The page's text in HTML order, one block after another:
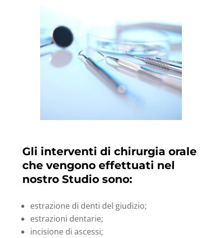
Gli interventi di chirurgia orale
che vengono effettuati nel
nostro Studio sono:
estrazione di denti del giudizio;
estrazioni dentarie;
incisione di ascessi;